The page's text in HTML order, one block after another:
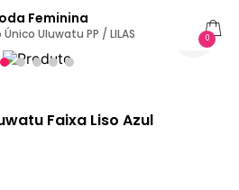
Feminina
Uluwatu PP / LILAS 0
Faixa Liso Azul